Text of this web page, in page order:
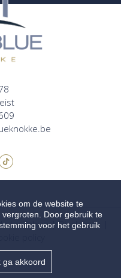
by Zabun|Disclaimer
om de website te
Door gebruik te
voor het gebruik
ga akkoord